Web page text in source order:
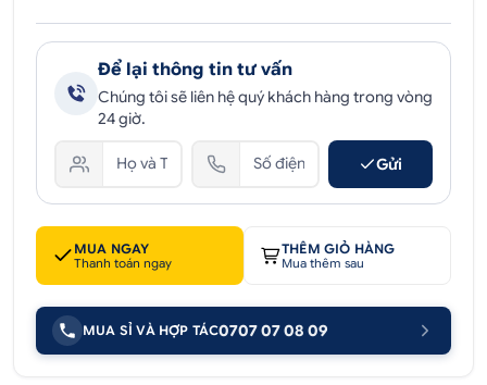
Để lại thông tin tư vấn
Chúng tôi sẽ liên hệ quý khách hàng trong vòng
24 giờ.
Gửi
MUA NGAY
Thanh toán ngay
THÊM GIỎ HÀNG
Mua thêm sau
MUA SỈ VÀ HỢP TÁC0707 07 08 09